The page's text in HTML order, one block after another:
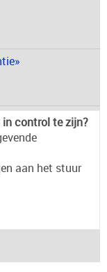
in control te zijn?
aan het stuur